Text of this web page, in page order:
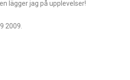
lägger jag på upplevelser!
2009.